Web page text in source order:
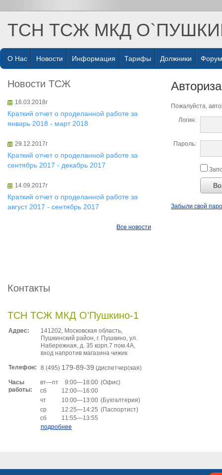
ТСН ТСЖ МКД
О Нас Новости Информация Тарифы Должники Форум
Новости ТСЖ
16.03.2018г
Краткий отчет о проделанной работе за
январь 2018 - март 2018
29.12.2017г
Краткий отчет о проделанной работе за
сентябрь 2017 - декабрь 2017
14.09.2017г
Краткий отчет о проделанной работе за
август 2017 - сентябрь 2017
Все новости
Контакты
ТСН ТСЖ МКД О'Пушкино-1
Адрес:
141202, Московская область,
Пушкинский район, г. Пушкино, ул.
Набережная, д. 35 корп.7 пом.4A,
вход напротив магазина чижик
Телефон: 8 (495) 179-89-39 (диспетчерская)
Часы
работы:
вт—пт 9:00—18:00 (Офис)
сб
12:00—16:00
чт
10:00—13:00 (Бухгалтерия)
ср
12:25—14:25 (Паспортист)
сб
11:55—13:55
подробнее
Пожалуйста,
Логин:
Пароль:
Забыли свой